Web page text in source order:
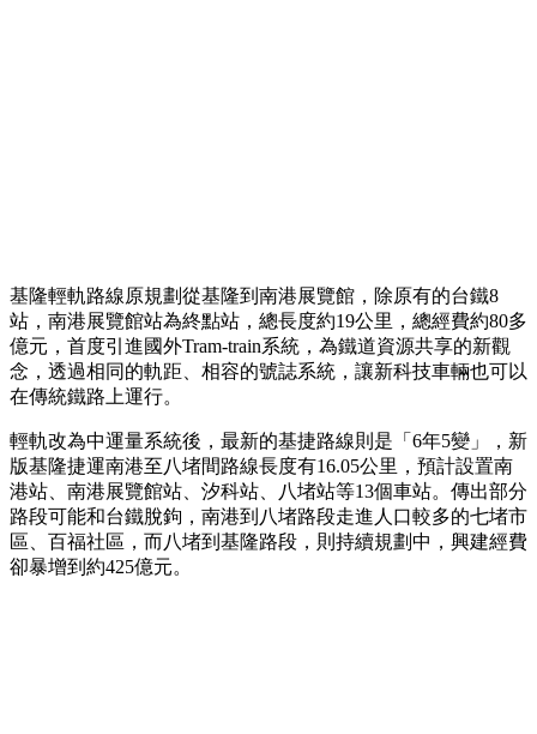
基隆輕軌路線原規劃從基隆到南港展覽館，除原有的台鐵8
站，南港展覽館站為終點站，總長度約19公里，總經費約80多
億元，首度引進國外Tram-train系統，為鐵道資源共享的新觀
念，透過相同的軌距、相容的號誌系統，讓新科技車輛也可以
在傳統鐵路上運行。
輕軌改為中運量系統後，最新的基捷路線則是「6年5變」，新
版基隆捷運南港至八堵間路線長度有16.05公里，預計設置南
港站、南港展覽館站、汐科站、八堵站等13個車站。傳出部分
路段可能和台鐵脫鉤，南港到八堵路段走進人口較多的七堵市
區、百福社區，而八堵到基隆路段，則持續規劃中，興建經費
卻暴增到約425億元。